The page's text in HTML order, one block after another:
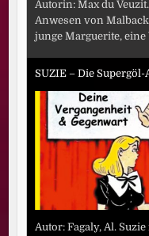
Autorin: Max du
Anwesen von
junge Marguerite,
SUZIE – Die Supergöl-
Autor: Fagaly, Al.